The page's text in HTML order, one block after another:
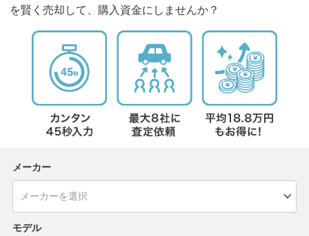
を賢く売却して、購入資金にしませんか？
メーカー
モデル